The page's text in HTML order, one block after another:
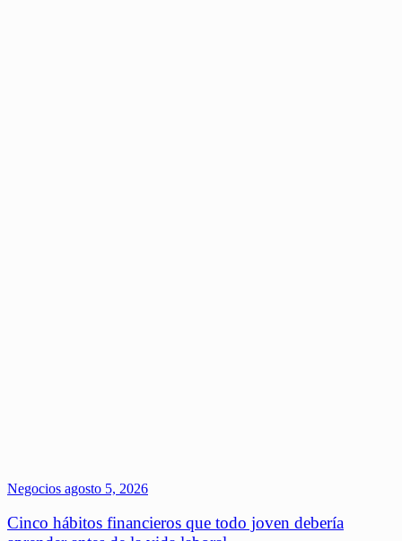
Negocios agosto 5, 2026
Cinco hábitos financieros que todo joven debería